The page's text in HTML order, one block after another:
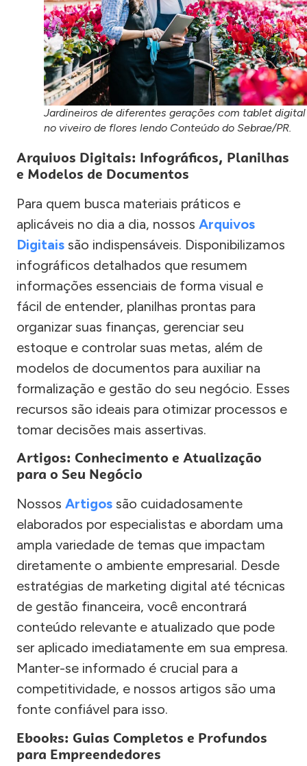
Jardineiros de diferentes gerações com tablet digital
no viveiro de flores lendo Conteúdo do Sebrae/PR.
Arquivos Digitais: Infográficos, Planilhas
e Modelos de Documentos
Para quem busca materiais práticos e
aplicáveis no dia a dia, nossos Arquivos
Digitais são indispensáveis. Disponibilizamos
infográficos detalhados que resumem
informações essenciais de forma visual e
fácil de entender, planilhas prontas para
organizar suas finanças, gerenciar seu
estoque e controlar suas metas, além de
modelos de documentos para auxiliar na
formalização e gestão do seu negócio. Esses
recursos são ideais para otimizar processos e
tomar decisões mais assertivas.
Artigos: Conhecimento e Atualização
para o Seu Negócio
Nossos Artigos são cuidadosamente
elaborados por especialistas e abordam uma
ampla variedade de temas que impactam
diretamente o ambiente empresarial. Desde
estratégias de marketing digital até técnicas
de gestão financeira, você encontrará
conteúdo relevante e atualizado que pode
ser aplicado imediatamente em sua empresa.
Manter-se informado é crucial para a
competitividade, e nossos artigos são uma
fonte confiável para isso.
Ebooks: Guias Completos e Profundos
para Empreendedores